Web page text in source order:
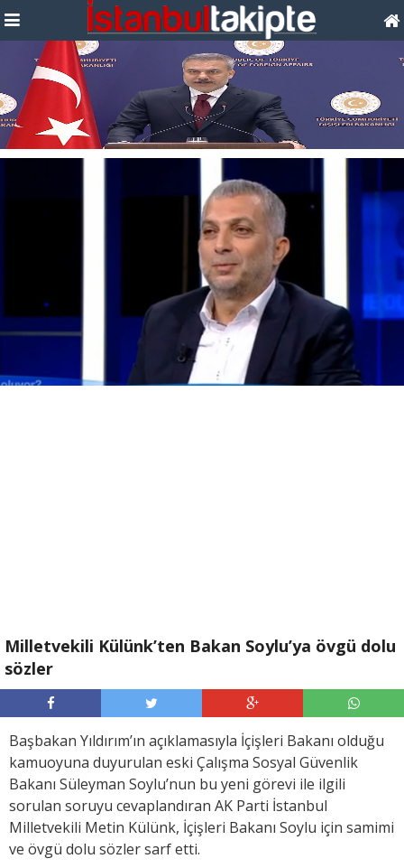
Milletvekili Külünk’ten Bakan Soylu’ya övgü dolu
sözler
Başbakan Yıldırım’ın açıklamasıyla İçişleri Bakanı olduğu
kamuoyuna duyurulan eski Çalışma Sosyal Güvenlik
Bakanı Süleyman Soylu’nun bu yeni görevi ile ilgili
sorulan soruyu cevaplandıran AK Parti İstanbul
Milletvekili Metin Külünk, İçişleri Bakanı Soylu için samimi
ve övgü dolu sözler sarf etti.